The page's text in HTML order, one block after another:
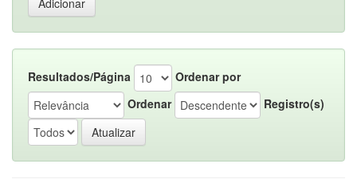
Resultados/Página
Ordenar por
Ordenar
Registro(s)